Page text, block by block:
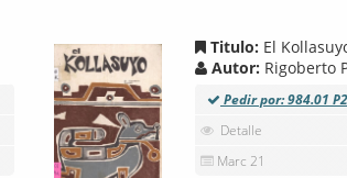
Titulo: El
Autor: Rigoberto
Pedir por: 984.01
Detalle
Marc 21